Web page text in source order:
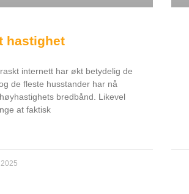
hastighet
internett har økt betydelig de
de fleste husstander har nå
bredbånd. Likevel
at faktisk